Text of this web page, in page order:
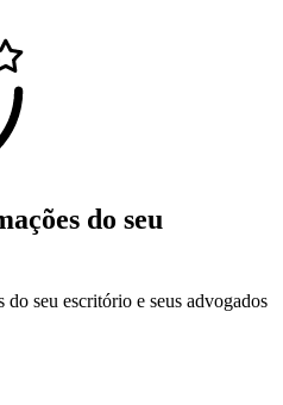
do seu
seu escritório e seus advogados